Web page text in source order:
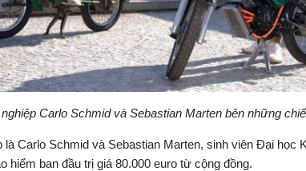
Carlo Schmid và Sebastian Marten bên những
Carlo Schmid và Sebastian Marten, sinh viên Đại học
hiểm ban đầu trị giá 80.000 euro từ cộng đồng.